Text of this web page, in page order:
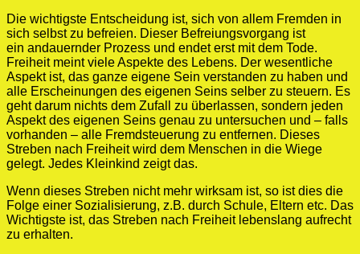
Die wichtigste Entscheidung ist, sich von allem Fremden in
sich selbst zu befreien. Dieser Befreiungsvorgang ist
ein andauernder Prozess und endet erst mit dem Tode.
Freiheit meint viele Aspekte des Lebens. Der wesentliche
Aspekt ist, das ganze eigene Sein verstanden zu haben und
alle Erscheinungen des eigenen Seins selber zu steuern. Es
geht darum nichts dem Zufall zu überlassen, sondern jeden
Aspekt des eigenen Seins genau zu untersuchen und – falls
vorhanden – alle Fremdsteuerung zu entfernen. Dieses
Streben nach Freiheit wird dem Menschen in die Wiege
gelegt. Jedes Kleinkind zeigt das.
Wenn dieses Streben nicht mehr wirksam ist, so ist dies die
Folge einer Sozialisierung, z.B. durch Schule, Eltern etc. Das
Wichtigste ist, das Streben nach Freiheit lebenslang aufrecht
zu erhalten.